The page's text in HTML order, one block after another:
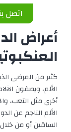
اتصل
أعراض
كثير من المرضى
الألم، ويصفون
أخرى مثل التعب،
الألم الناجم عن
الساقين أو من